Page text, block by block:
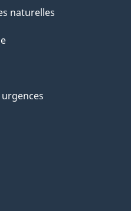
naturelles